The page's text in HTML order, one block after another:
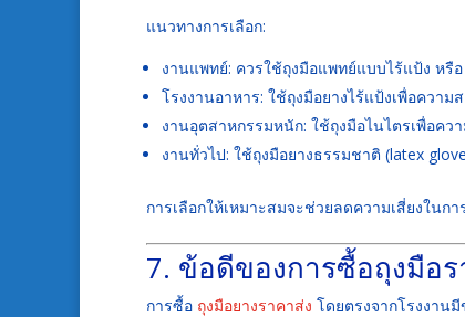
แนวทางการเลือก:
งานแพทย์: ควรใช้ถุงมือแพทย์แบบไร้แป้ง หรื
โรงงานอาหาร: ใช้ถุงมือยางไร้แป้งเพื่อความ
งานอุตสาหกรรมหนัก: ใช้ถุงมือไนไตรเพื่อคว
งานทั่วไป: ใช้ถุงมือยางธรรมชาติ (latex
การเลือกให้เหมาะสมจะช่วยลดความเสี่ยงใน
7. ข้อดีของการซื้อถุงมือร
การซื้อ ถุงมือยางราคาส่ง โดยตรงจากโรงงาน